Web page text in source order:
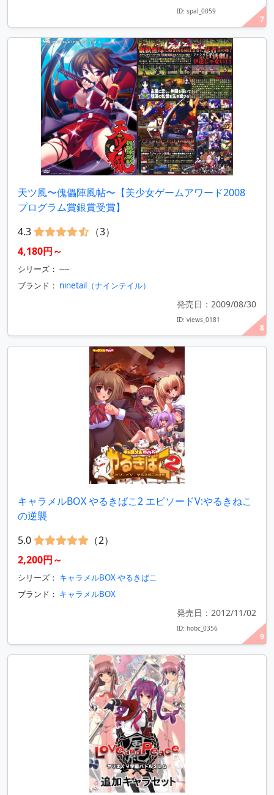
7
ID: spal_0059
8
天ツ風〜傀儡陣風帖〜【美少女ゲームアワード2008
プログラム賞銀賞受賞】
4.3
（3）
4,180円～
シリーズ： ----
ブランド： ninetail（ナインテイル）
発売日：2009/08/30
ID: views_0181
9
キャラメルBOX やるきばこ2 エピソードV:やるきねこ
の逆襲
5.0
（2）
2,200円～
シリーズ： キャラメルBOX やるきばこ
ブランド： キャラメルBOX
発売日：2012/11/02
ID: hobc_0356